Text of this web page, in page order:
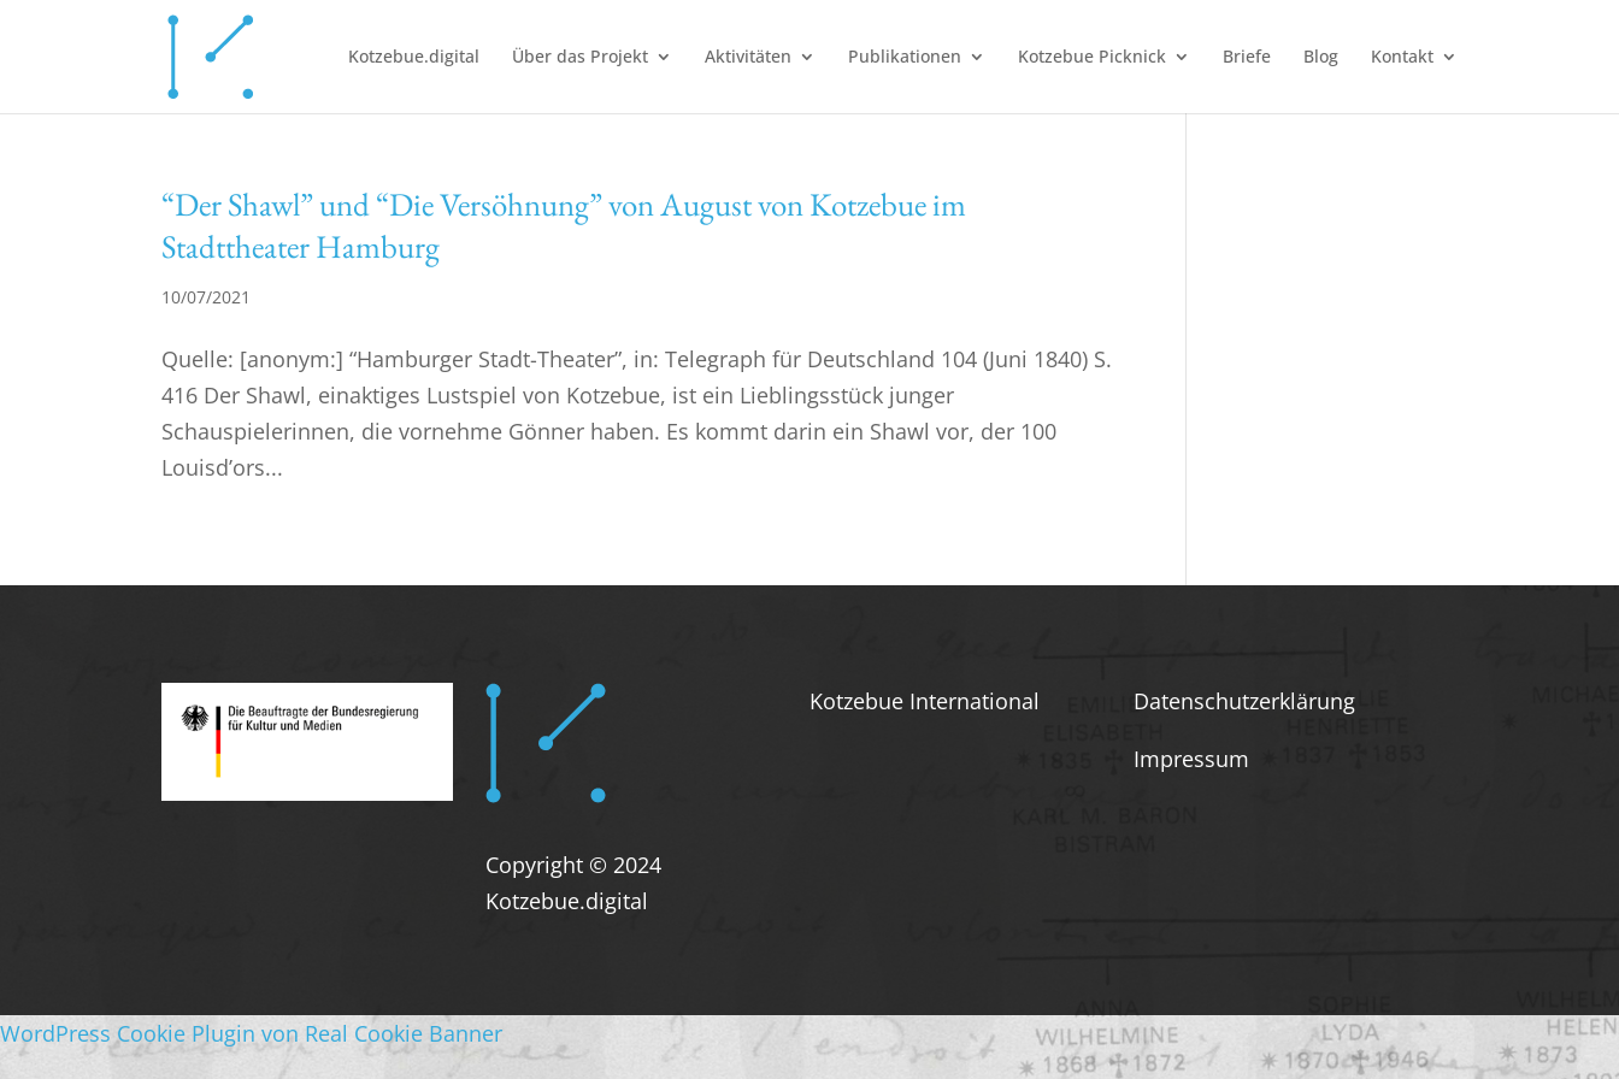
Kotzebue.digital Über das Projekt Aktivitäten Publikationen Kotzebue Picknick Briefe Blog Kontakt
“Der Shawl” und “Die Versöhnung” von August von Kotzebue im
Stadttheater Hamburg
10/07/2021
Quelle: [anonym:] “Hamburger Stadt-Theater”, in: Telegraph für Deutschland 104 (Juni 1840) S.
416 Der Shawl, einaktiges Lustspiel von Kotzebue, ist ein Lieblingsstück junger
Schauspielerinnen, die vornehme Gönner haben. Es kommt darin ein Shawl vor, der 100
Louisd’ors...
Copyright © 2024
Kotzebue.digital
Kotzebue International
Datenschutzerklärung
Impressum
WordPress Cookie Plugin von Real Cookie Banner